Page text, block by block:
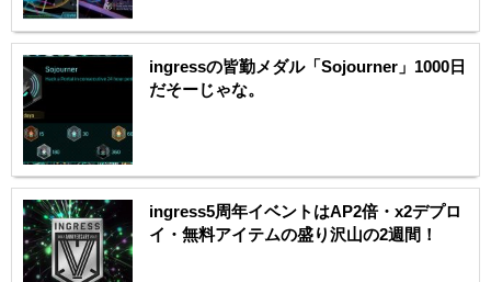
ingressの皆勤メダル「Sojourner」1000日
だそーじゃな。
ingress5周年イベントはAP2倍・x2デプロ
イ・無料アイテムの盛り沢山の2週間！